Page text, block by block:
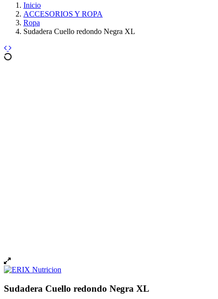
Inicio
ACCESORIOS Y ROPA
Ropa
Sudadera Cuello redondo Negra XL
Sudadera Cuello redondo Negra XL